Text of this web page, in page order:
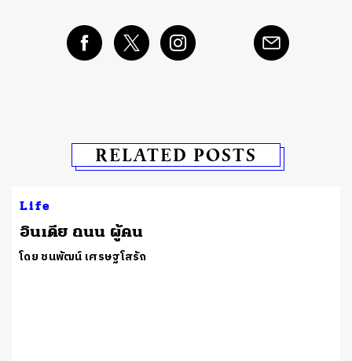
RELATED POSTS
Life
อินเดีย ถนน ผู้คน
โดย ชนพัฒน์ เศรษฐโสรัถ